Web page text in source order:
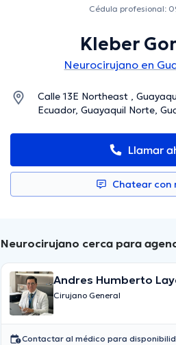
Cédula profesional:
Kleber
Neurocirujano en
Calle 13E Northeast ,
Ecuador, Guayaquil Norte,
Llamar
Chatear con
Neurocirujano cerca para
Andres Humberto
Torres
Cirujano General
Contactar al médico para